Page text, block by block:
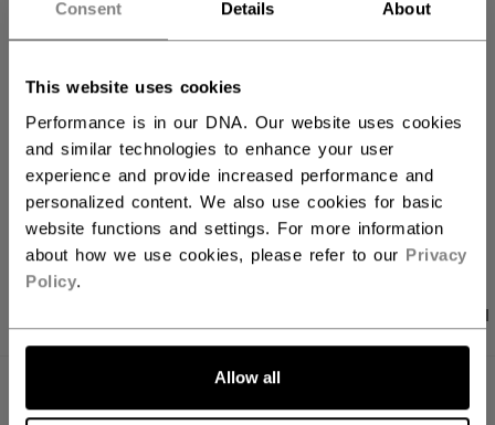
Consent Details About
This website uses cookies
Performance is in our DNA. Our website uses cookies
and similar technologies to enhance your user
experience and provide increased performance and
personalized content. We also use cookies for basic
website functions and settings. For more information
about how we use cookies, please refer to our Privacy
Policy.
Allow all
FILIALVERFÜGBARKEIT
Versandbestimmungen
Kostenfreie Rücksendungen
LINKS ZUM
BEWERTUNGEN
ANGABEN